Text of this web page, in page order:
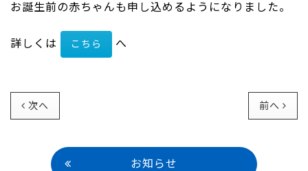
お誕生前の赤ちゃんも申し込めるようになりました。
詳しくは こちら へ
次へ 前へ
お知らせ